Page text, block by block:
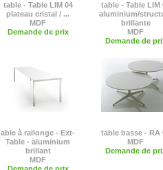
table - Table LIM 04
plateau cristal / ...
MDF
Demande de prix
table - Table LIM
aluminium/
brillante
MDF
Demande de
able à rallonge - Ext-
Table - aluminium
brillant
MDF
table basse - RA
MDF
Demande de